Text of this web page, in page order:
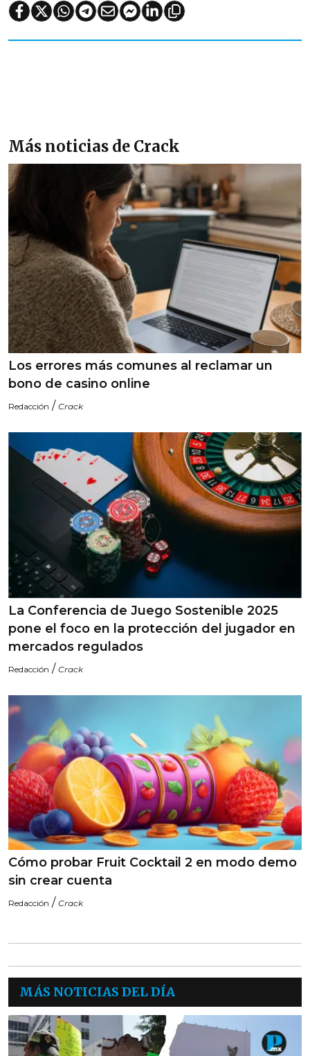
Más noticias de Crack
Los errores más comunes al reclamar un
bono de casino online
Redacción / Crack
La Conferencia de Juego Sostenible 2025
pone el foco en la protección del jugador en
mercados regulados
Redacción / Crack
Cómo probar Fruit Cocktail 2 en modo demo
sin crear cuenta
Redacción / Crack
MÁS NOTICIAS DEL DÍA